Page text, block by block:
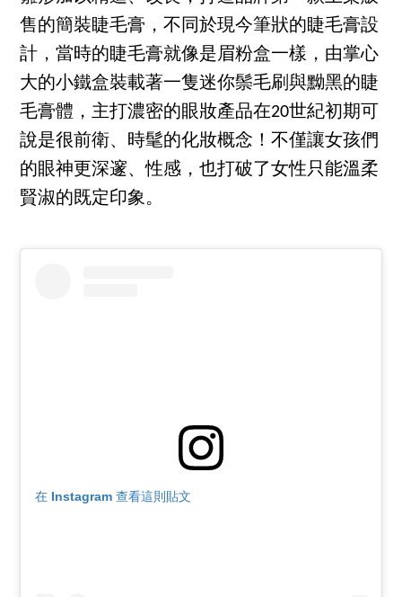
售的簡裝睫毛膏，不同於現今筆狀的睫毛膏設
計，當時的睫毛膏就像是眉粉盒一樣，由掌心
大的小鐵盒裝載著一隻迷你鬃毛刷與黝黑的睫
毛膏體，主打濃密的眼妝產品在20世紀初期可
說是很前衛、時髦的化妝概念！不僅讓女孩們
的眼神更深邃、性感，也打破了女性只能溫柔
賢淑的既定印象。
在 Instagram 查看這則貼文